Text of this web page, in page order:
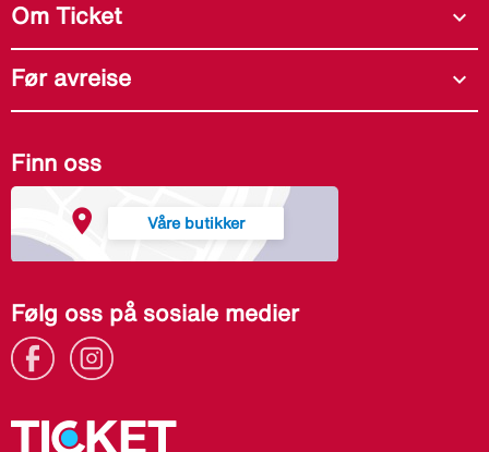
Om Ticket expand_more
Før avreise expand_more
Finn oss
Våre butikker
Følg oss på sosiale medier